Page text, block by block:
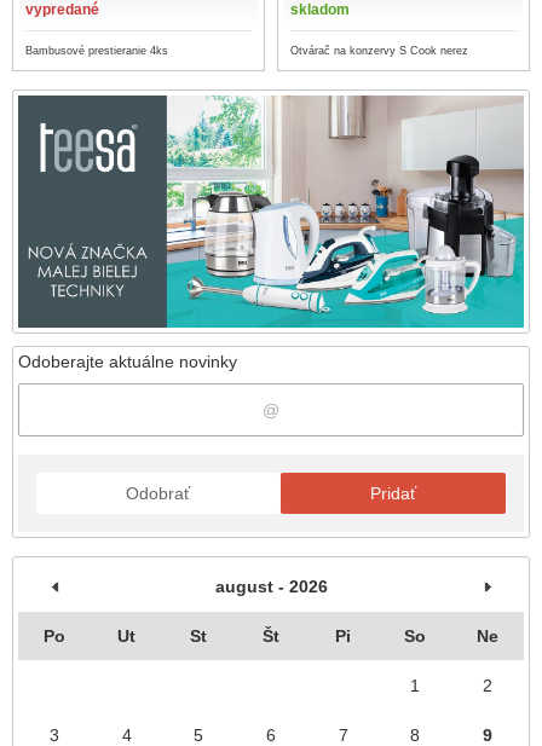
Odoberajte aktuálne novinky
Odobrať Pridať
august - 2026
Po Ut St Št Pi So Ne
1 2
3 4 5 6 7 8 9
vypredané
Bambusové prestieranie 4ks
skladom
Otvárač na konzervy S Cook nerez